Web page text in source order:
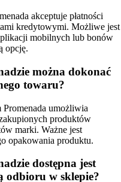
akceptuje płatności
kredytowymi. Możliwe jest
mobilnych lub bonów
opcję.
można dokonać
towaru?
umożliwia
produktów
marki. Ważne jest
opakowania produktu.
dostępna jest
odbioru w sklepie?